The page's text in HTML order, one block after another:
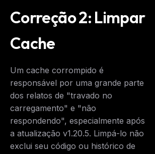
Correção 2: Limpar
Cache
Um cache corrompido é
responsável por uma grande parte
dos relatos de "travado no
carregamento" e "não
respondendo", especialmente após
a atualização v1.20.5. Limpá-lo não
exclui seu código ou histórico de